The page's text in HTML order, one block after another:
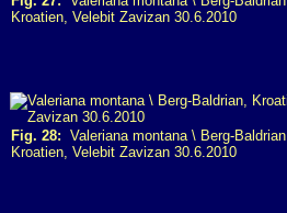
Kroatien, Velebit Zavizan 30.6.2010
Fig. 28: Valeriana montana \ Berg-Baldrian
Kroatien, Velebit Zavizan 30.6.2010